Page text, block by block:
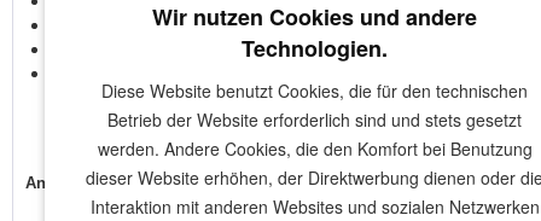
DIN EN 14566
1000 Schrauben im Karton
Angaben zur Produktsicherheit
Wir nutzen Cookies und andere
Technologien.
Diese Website benutzt Cookies, die für den technischen
Betrieb der Website erforderlich sind und stets gesetzt
werden. Andere Cookies, die den Komfort bei Benutzung
dieser Website erhöhen, der Direktwerbung dienen oder
Interaktion mit anderen Websites und sozialen Netzwerken